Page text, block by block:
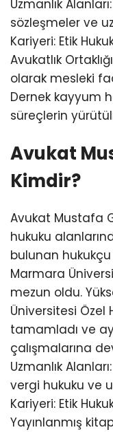
Uzmanlık
sözleşmeler ve
Kariyeri: Etik
Avukatlık
olarak mesleki
Dernek kayyum
süreçlerin
Avukat
Kimdir?
Avukat Mustafa
hukuku
bulunan hukukçu
Marmara
mezun oldu.
Üniversitesi Özel
tamamladı ve
çalışmalarına
Uzmanlık
vergi hukuku ve
Kariyeri: Etik
Yayınlanmış